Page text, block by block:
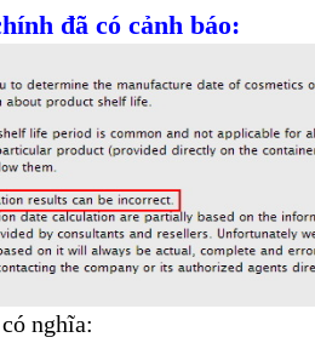
đã có cảnh báo:
nghĩa: